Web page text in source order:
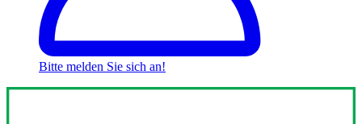
Bitte melden Sie sich an!